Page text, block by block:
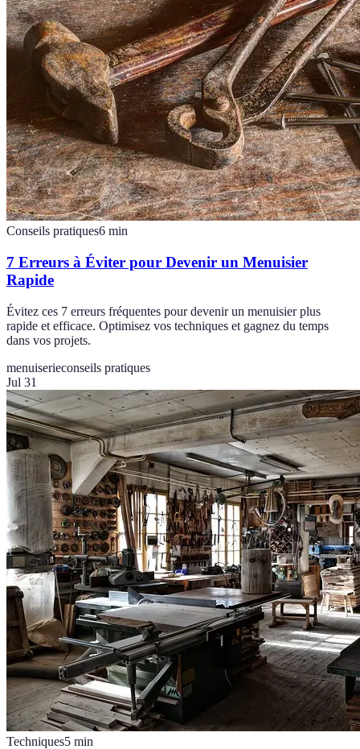
Conseils pratiques6 min
7 Erreurs à Éviter pour Devenir un Menuisier
Rapide
Évitez ces 7 erreurs fréquentes pour devenir un menuisier plus
rapide et efficace. Optimisez vos techniques et gagnez du temps
dans vos projets.
menuiserieconseils pratiques
Jul 31
Techniques5 min